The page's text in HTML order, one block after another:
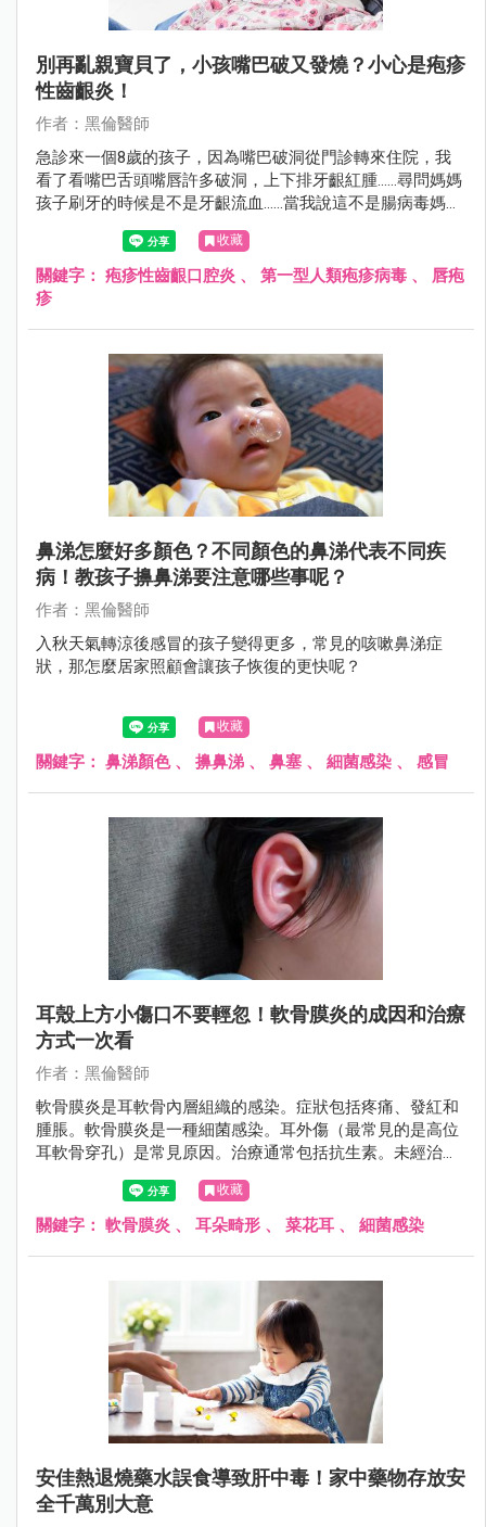
別再亂親寶貝了，小孩嘴巴破又發燒？小心是疱疹
性齒齦炎！
作者：黑倫醫師
急診來一個8歲的孩子，因為嘴巴破洞從門診轉來住院，我
看了看嘴巴舌頭嘴唇許多破洞，上下排牙齦紅腫……尋問媽媽
孩子刷牙的時候是不是牙齦流血……當我說這不是腸病毒媽媽
很驚訝的表情看著我。
收藏
關鍵字： 疱疹性齒齦口腔炎 、 第一型人類疱疹病毒 、 唇疱
疹
鼻涕怎麼好多顏色？不同顏色的鼻涕代表不同疾
病！教孩子擤鼻涕要注意哪些事呢？
作者：黑倫醫師
入秋天氣轉涼後感冒的孩子變得更多，常見的咳嗽鼻涕症
狀，那怎麼居家照顧會讓孩子恢復的更快呢？
收藏
關鍵字： 鼻涕顏色、 擤鼻涕 、 鼻塞 、 細菌感染 、 感冒
耳殼上方小傷口不要輕忽！軟骨膜炎的成因和治療
方式一次看
作者：黑倫醫師
軟骨膜炎是耳軟骨內層組織的感染。症狀包括疼痛、發紅和
腫脹。軟骨膜炎是一種細菌感染。耳外傷（最常見的是高位
耳軟骨穿孔）是常見原因。治療通常包括抗生素。未經治療
的軟骨膜炎可導致嚴重的併發症。
收藏
關鍵字： 軟骨膜炎 、 耳朵畸形 、 菜花耳 、 細菌感染
安佳熱退燒藥水誤食導致肝中毒！家中藥物存放安
全千萬別大意